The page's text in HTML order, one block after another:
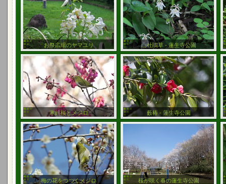
お祭広場のヤマユリ 山杜鵑草 - 蓮生寺公園
寒緋桜とメジロ 藪椿 - 蓮生寺公園
梅の花をつつくメジロ 桜が咲く春の蓮生寺公園